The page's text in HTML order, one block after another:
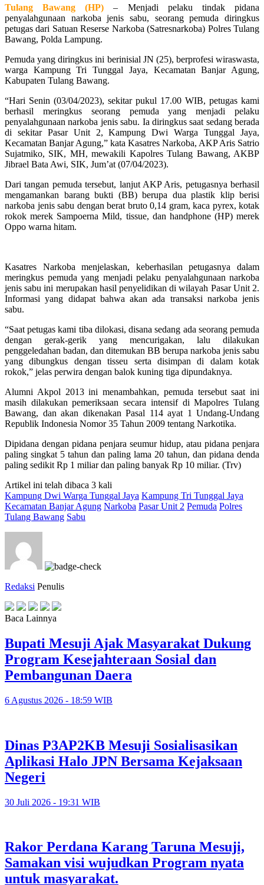
Tulang Bawang (HP) – Menjadi pelaku tindak pidana
penyalahgunaan narkoba jenis sabu, seorang pemuda diringkus
petugas dari Satuan Reserse Narkoba (Satresnarkoba) Polres Tulang
Bawang, Polda Lampung.
Pemuda yang diringkus ini berinisial JN (25), berprofesi wiraswasta,
warga Kampung Tri Tunggal Jaya, Kecamatan Banjar Agung,
Kabupaten Tulang Bawang.
“Hari Senin (03/04/2023), sekitar pukul 17.00 WIB, petugas kami
berhasil meringkus seorang pemuda yang menjadi pelaku
penyalahgunaan narkoba jenis sabu. Ia diringkus saat sedang berada
di sekitar Pasar Unit 2, Kampung Dwi Warga Tunggal Jaya,
Kecamatan Banjar Agung,” kata Kasatres Narkoba, AKP Aris Satrio
Sujatmiko, SIK, MH, mewakili Kapolres Tulang Bawang, AKBP
Jibrael Bata Awi, SIK, Jum’at (07/04/2023).
Dari tangan pemuda tersebut, lanjut AKP Aris, petugasnya berhasil
mengamankan barang bukti (BB) berupa dua plastik klip berisi
narkoba jenis sabu dengan berat bruto 0,14 gram, kaca pyrex, kotak
rokok merek Sampoerna Mild, tissue, dan handphone (HP) merek
Oppo warna hitam.
Kasatres Narkoba menjelaskan, keberhasilan petugasnya dalam
meringkus pemuda yang menjadi pelaku penyalahgunaan narkoba
jenis sabu ini merupakan hasil penyelidikan di wilayah Pasar Unit 2.
Informasi yang didapat bahwa akan ada transaksi narkoba jenis
sabu.
“Saat petugas kami tiba dilokasi, disana sedang ada seorang pemuda
dengan gerak-gerik yang mencurigakan, lalu dilakukan
penggeledahan badan, dan ditemukan BB berupa narkoba jenis sabu
yang dibungkus dengan tisseu serta disimpan di dalam kotak
rokok,” jelas perwira dengan balok kuning tiga dipundaknya.
Alumni Akpol 2013 ini menambahkan, pemuda tersebut saat ini
masih dilakukan pemeriksaan secara intensif di Mapolres Tulang
Bawang, dan akan dikenakan Pasal 114 ayat 1 Undang-Undang
Republik Indonesia Nomor 35 Tahun 2009 tentang Narkotika.
Dipidana dengan pidana penjara seumur hidup, atau pidana penjara
paling singkat 5 tahun dan paling lama 20 tahun, dan pidana denda
paling sedikit Rp 1 miliar dan paling banyak Rp 10 miliar. (Trv)
Artikel ini telah dibaca 3 kali
Kampung Dwi Warga Tunggal Jaya Kampung Tri Tunggal Jaya
Kecamatan Banjar Agung Narkoba Pasar Unit 2 Pemuda Polres
Tulang Bawang Sabu
Redaksi Penulis
Baca Lainnya
Bupati Mesuji Ajak Masyarakat Dukung
Program Kesejahteraan Sosial dan
Pembangunan Daera
6 Agustus 2026 - 18:59 WIB
Dinas P3AP2KB Mesuji Sosialisasikan
Aplikasi Halo JPN Bersama Kejaksaan
Negeri
30 Juli 2026 - 19:31 WIB
Rakor Perdana Karang Taruna Mesuji,
Samakan visi wujudkan Program nyata
untuk masyarakat.